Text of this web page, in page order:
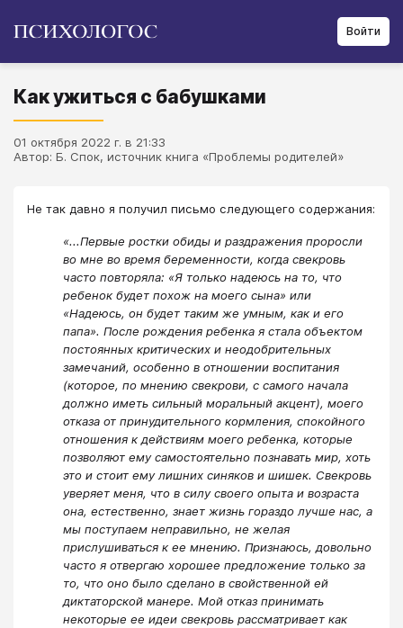
Войти
Как ужиться с бабушками
01 октября 2022 г. в 21:33
Автор: Б. Спок, источник книга «Проблемы родителей»
Не так давно я получил письмо следующего содержания:
«...Первые ростки обиды и раздражения проросли
во мне во время беременности, когда свекровь
часто повторяла: «Я только надеюсь на то, что
ребенок будет похож на моего сына» или
«Надеюсь, он будет таким же умным, как и его
папа». После рождения ребенка я стала объектом
постоянных критических и неодобрительных
замечаний, особенно в отношении воспитания
(которое, по мнению свекрови, с самого начала
должно иметь сильный моральный акцент), моего
отказа от принудительного кормления, спокойного
отношения к действиям моего ребенка, которые
позволяют ему самостоятельно познавать мир, хоть
это и стоит ему лишних синяков и шишек. Свекровь
уверяет меня, что в силу своего опыта и возраста
она, естественно, знает жизнь гораздо лучше нас, а
мы поступаем неправильно, не желая
прислушиваться к ее мнению. Признаюсь, довольно
часто я отвергаю хорошее предложение только за
то, что оно было сделано в свойственной ей
диктаторской манере. Мой отказ принимать
некоторые ее идеи свекровь рассматривает как